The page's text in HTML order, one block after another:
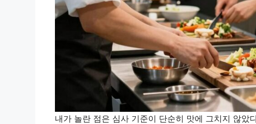
내가 놀란 점은 심사 기준이 단순히 맛에 그치지 않았